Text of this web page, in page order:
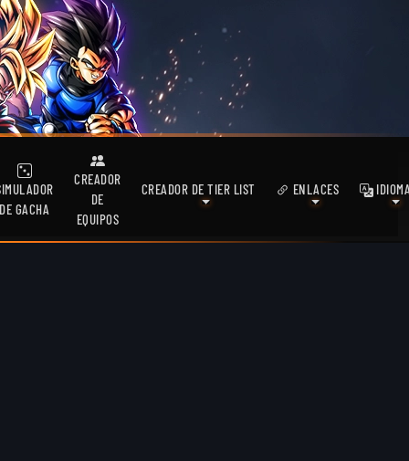
DE GACHA
CREADOR
DE
EQUIPOS
CREADOR DE TIER LIST ENLACES